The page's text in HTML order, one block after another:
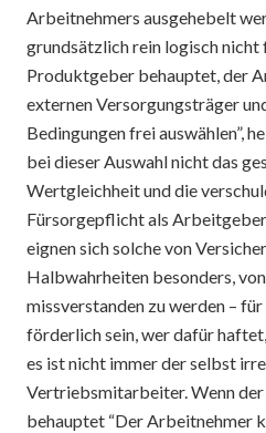
Arbeitnehmers ausgehebelt
grundsätzlich rein logisch nicht
Produktgeber behauptet, der
externen Versorgungsträger
Bedingungen frei auswählen”,
bei dieser Auswahl nicht das
Wertgleichheit und die
Fürsorgepflicht als
eignen sich solche von
Halbwahrheiten besonders,
missverstanden zu werden –
förderlich sein, wer dafür
es ist nicht immer der selbst
Vertriebsmitarbeiter. Wenn
behauptet “Der Arbeitnehmer